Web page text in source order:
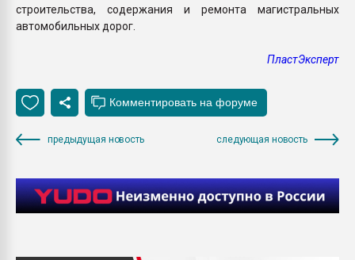
строительства, содержания и ремонта магистральных
автомобильных дорог.
ПластЭксперт
предыдущая новость следующая новость